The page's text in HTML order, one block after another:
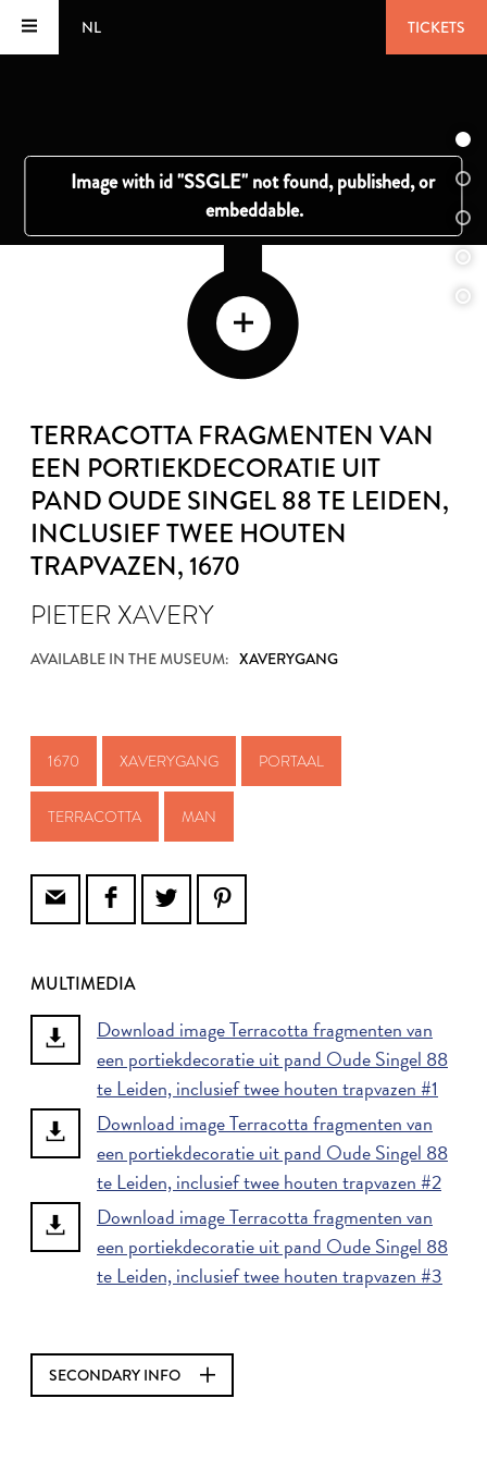
NL TICKETS
TERRACOTTA FRAGMENTEN VAN
EEN PORTIEKDECORATIE UIT
PAND OUDE SINGEL 88 TE LEIDEN,
INCLUSIEF TWEE HOUTEN
TRAPVAZEN, 1670
PIETER XAVERY
AVAILABLE IN THE MUSEUM: XAVERYGANG
1670 XAVERYGANG PORTAAL
TERRACOTTA MAN
MULTIMEDIA
Download image Terracotta fragmenten van
een portiekdecoratie uit pand Oude Singel 88
te Leiden, inclusief twee houten trapvazen #1
Download image Terracotta fragmenten van
een portiekdecoratie uit pand Oude Singel 88
te Leiden, inclusief twee houten trapvazen #2
Download image Terracotta fragmenten van
een portiekdecoratie uit pand Oude Singel 88
te Leiden, inclusief twee houten trapvazen #3
SECONDARY INFO